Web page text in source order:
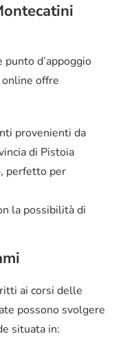
d’appoggio
offre
provenienti da
di Pistoia
, perfetto per
la possibilità di
ai corsi delle
possono svolgere
situata in: